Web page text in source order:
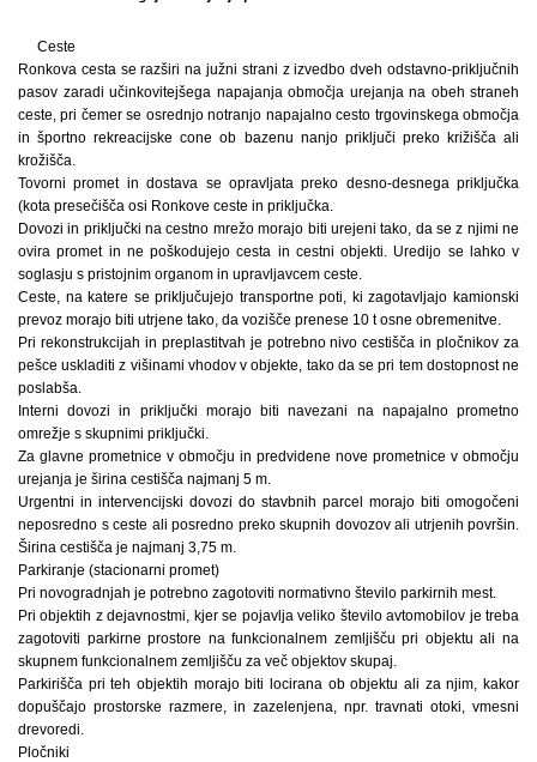
Ceste
Ronkova cesta se razširi na južni strani z izvedbo dveh odstavno-priključnih
pasov zaradi učinkovitejšega napajanja območja urejanja na obeh straneh
ceste, pri čemer se osrednjo notranjo napajalno cesto trgovinskega območja
in športno rekreacijske cone ob bazenu nanjo priključi preko križišča ali
krožišča.
Tovorni promet in dostava se opravljata preko desno-desnega priključka
(kota presečišča osi Ronkove ceste in priključka.
Dovozi in priključki na cestno mrežo morajo biti urejeni tako, da se z njimi ne
ovira promet in ne poškodujejo cesta in cestni objekti. Uredijo se lahko v
soglasju s pristojnim organom in upravljavcem ceste.
Ceste, na katere se priključujejo transportne poti, ki zagotavljajo kamionski
prevoz morajo biti utrjene tako, da vozišče prenese 10 t osne obremenitve.
Pri rekonstrukcijah in preplastitvah je potrebno nivo cestišča in pločnikov za
pešce uskladiti z višinami vhodov v objekte, tako da se pri tem dostopnost ne
poslabša.
Interni dovozi in priključki morajo biti navezani na napajalno prometno
omrežje s skupnimi priključki.
Za glavne prometnice v območju in predvidene nove prometnice v območju
urejanja je širina cestišča najmanj 5 m.
Urgentni in intervencijski dovozi do stavbnih parcel morajo biti omogočeni
neposredno s ceste ali posredno preko skupnih dovozov ali utrjenih površin.
Širina cestišča je najmanj 3,75 m.
Parkiranje (stacionarni promet)
Pri novogradnjah je potrebno zagotoviti normativno število parkirnih mest.
Pri objektih z dejavnostmi, kjer se pojavlja veliko število avtomobilov je treba
zagotoviti parkirne prostore na funkcionalnem zemljišču pri objektu ali na
skupnem funkcionalnem zemljišču za več objektov skupaj.
Parkirišča pri teh objektih morajo biti locirana ob objektu ali za njim, kakor
dopuščajo prostorske razmere, in zazelenjena, npr. travnati otoki, vmesni
drevoredi.
Pločniki